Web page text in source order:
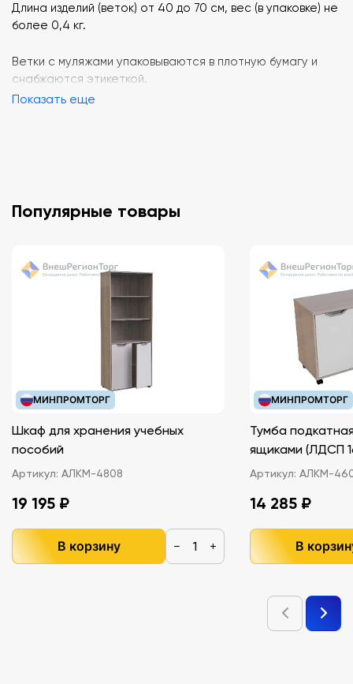
Длина изделий (веток) от 40 до 70 см, вес (в упаковке) не
более 0,4 кг.
Ветки с муляжами упаковываются в плотную бумагу и
снабжаются этикеткой.
Показать еще
Популярные товары
МИНПРОМТОРГ
Шкаф для хранения учебных
пособий
Артикул: АЛКМ-4808
19 195 ₽
В корзину − +
МИНПРОМТОРГ
Тумба
ящиками
Артикул: АЛКМ-
14 285 ₽
В